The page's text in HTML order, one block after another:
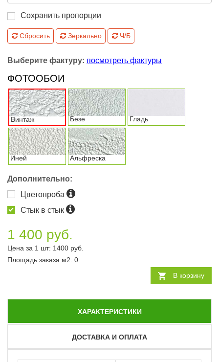
Сохранить пропорции
Сбросить Зеркально Ч/Б
Выберите фактуру: посмотреть фактуры
ФОТООБОИ
Винтаж Безе Гладь
Иней Альфреска
Дополнительно:
Цветопроба
Стык в стык
1 400 руб.
Цена за 1 шт: 1400 руб.
Площадь заказа м2: 0
В корзину
ХАРАКТЕРИСТИКИ
ДОСТАВКА И ОПЛАТА